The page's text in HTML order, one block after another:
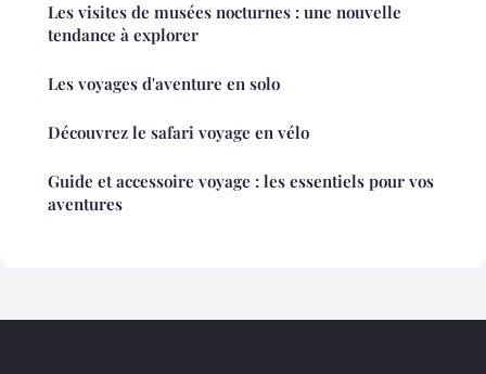
Les visites de musées nocturnes : une nouvelle
tendance à explorer
Les voyages d'aventure en solo
Découvrez le safari voyage en vélo
Guide et accessoire voyage : les essentiels pour vos
aventures